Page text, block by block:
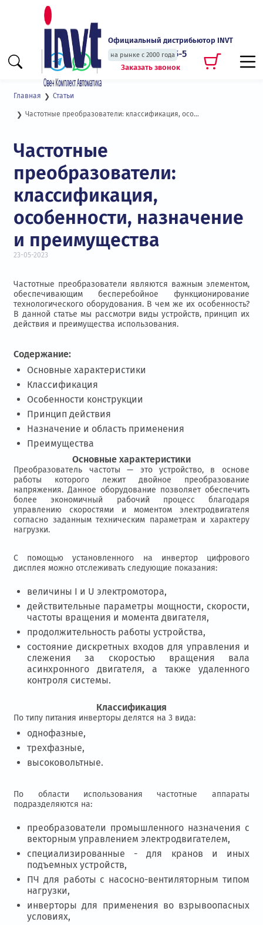
Официальный дистрибьютор INVT
на рынке с 2000 года
+7 (495) 135-135-5
Заказать звонок
Главная Статьи
Частотные преобразователи: классификация, особенности, назначение и преимущества
Частотные
преобразователи:
классификация,
особенности, назначение
и преимущества
23-05-2023
Частотные преобразователи являются важным элементом,
обеспечивающим бесперебойное функционирование
технологического оборудования. В чем же их особенность?
В данной статье мы рассмотри виды устройств, принцип их
действия и преимущества использования.
Содержание:
Основные характеристики
Классификация
Особенности конструкции
Принцип действия
Назначение и область применения
Преимущества
Основные характеристики
Преобразователь частоты — это устройство, в основе
работы которого лежит двойное преобразование
напряжения. Данное оборудование позволяет обеспечить
более экономичный рабочий процесс благодаря
управлению скоростями и моментом электродвигателя
согласно заданным техническим параметрам и характеру
нагрузки.
С помощью установленного на инвертор цифрового
дисплея можно отслеживать следующие показания:
величины I и U электромотора,
действительные параметры мощности, скорости,
частоты вращения и момента двигателя,
продолжительность работы устройства,
состояние дискретных входов для управления и
слежения за скоростью вращения вала
асинхронного двигателя, а также удаленного
контроля системы.
Классификация
По типу питания инверторы делятся на 3 вида:
однофазные,
трехфазные,
высоковольтные.
По области использования частотные аппараты
подразделяются на:
преобразователи промышленного назначения с
векторным управлением электродвигателем,
специализированные - для кранов и иных
подъемных устройств,
ПЧ для работы с насосно-вентиляторным типом
нагрузки,
инверторы для применения во взрывоопасных
условиях,